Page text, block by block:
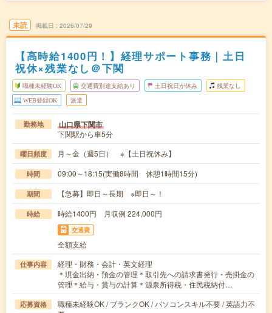
未読 掲載日 2026/07/29
【高時給1400円！】経理サポート事務｜土日
祝休×残業なし＠下関
職種未経験OK 交通費別途支給あり 土日祝日が休み 残業なし
WEB登録OK 派遣
勤務地 山口県下関市
下関駅から車5分
曜日頻度 月～金（週5日） ※【土日祝休み】
時間 09:00～18:15(実働8時間 休憩1時間15分)
期間 【急募】即日～長期 ※即日～！
時給 時給1400円 月収例 224,000円
交通費
全額支給
仕事内容
経理・財務・会計・英文経理
＊現金出納・預金の管理＊取引先への請求書発行・売掛金の
管理＊給与・賞与の計算＊源泉所得税・住民税納付…
応募資格
職種未経験OK / ブランクOK / パソコンスキル不要 / 英語力不